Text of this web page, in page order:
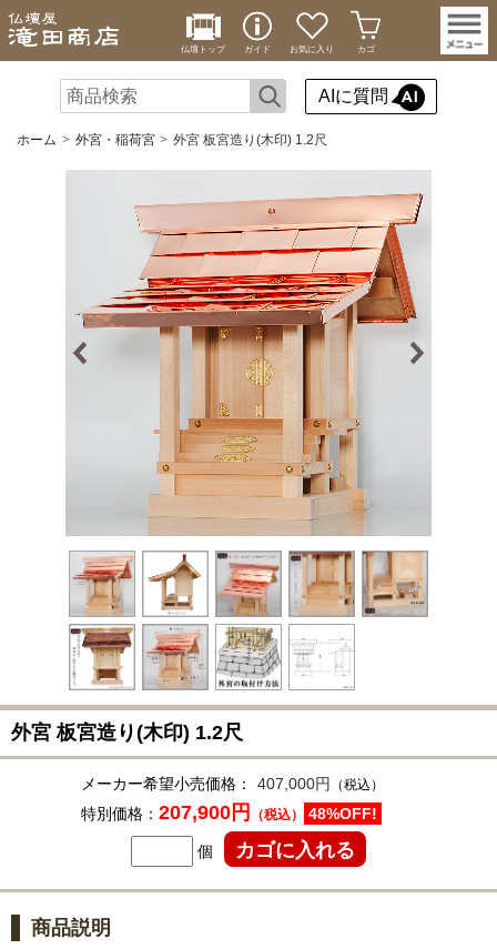
仏壇トップ ガイド お気に入り カゴ
AIに質問
ホーム 外宮・稲荷宮 外宮 板宮造り(木印) 1.2尺
外宮 板宮造り(木印) 1.2尺
メーカー希望小売価格： 407,000円 （税込）
特別価格： 207,900円 （税込） 48%OFF!
個
商品説明